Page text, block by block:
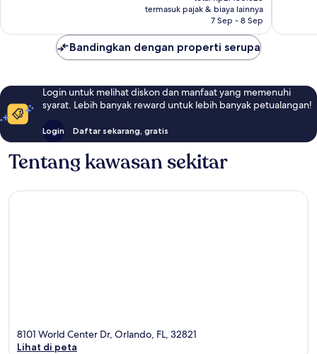
Rp2.204.910
termasuk pajak & biaya lainnya
7 Sep - 8 Sep
Bandingkan dengan properti serupa
Login untuk melihat diskon dan manfaat yang memenuhi
syarat. Lebih banyak reward untuk lebih banyak petualangan!
Login Daftar sekarang, gratis
Tentang kawasan sekitar
8101 World Center Dr, Orlando, FL, 32821
Lihat di peta